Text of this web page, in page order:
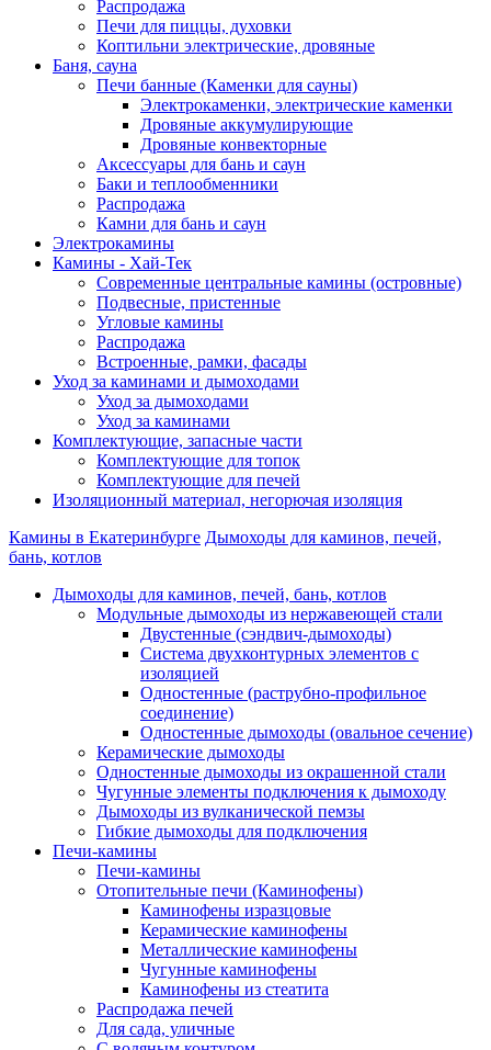
Распродажа
Печи для пиццы, духовки
Коптильни электрические, дровяные
Баня, сауна
Печи банные (Каменки для сауны)
Электрокаменки, электрические каменки
Дровяные аккумулирующие
Дровяные конвекторные
Аксессуары для бань и саун
Баки и теплообменники
Распродажа
Камни для бань и саун
Электрокамины
Камины - Хай-Тек
Современные центральные камины (островные)
Подвесные, пристенные
Угловые камины
Распродажа
Встроенные, рамки, фасады
Уход за каминами и дымоходами
Уход за дымоходами
Уход за каминами
Комплектующие, запасные части
Комплектующие для топок
Комплектующие для печей
Изоляционный материал, негорючая изоляция
Камины в Екатеринбурге Дымоходы для каминов, печей,
бань, котлов
Дымоходы для каминов, печей, бань, котлов
Модульные дымоходы из нержавеющей стали
Двустенные (сэндвич-дымоходы)
Система двухконтурных элементов с
изоляцией
Одностенные (раструбно-профильное
соединение)
Одностенные дымоходы (овальное сечение)
Керамические дымоходы
Одностенные дымоходы из окрашенной стали
Чугунные элементы подключения к дымоходу
Дымоходы из вулканической пемзы
Гибкие дымоходы для подключения
Печи-камины
Печи-камины
Отопительные печи (Каминофены)
Каминофены изразцовые
Керамические каминофены
Металлические каминофены
Чугунные каминофены
Каминофены из стеатита
Распродажа печей
Для сада, уличные